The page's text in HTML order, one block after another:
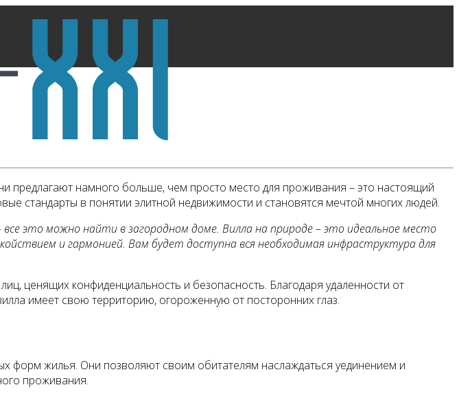
предлагают намного больше, чем просто место для проживания – это настоящий
стандарты в понятии элитной недвижимости и становятся мечтой многих людей.
это можно найти в загородном доме. Вилла на природе – это идеальное место
и гармонией. Вам будет доступна вся необходимая инфраструктура для
ценящих конфиденциальность и безопасность. Благодаря удаленности от
имеет свою территорию, огороженную от посторонних глаз.
форм жилья. Они позволяют своим обитателям наслаждаться уединением и
проживания.